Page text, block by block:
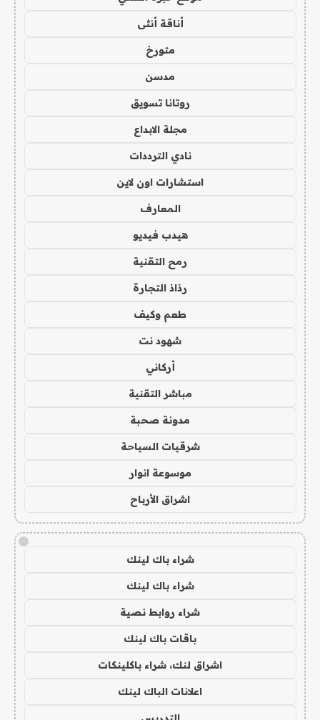
أناقة أنثى
متورخ
مدسن
روتانا تسويق
مجلة الابداع
نادي الترددات
استشارات اون لاين
المعارف
هيدب فيديو
رمح التقنية
رذاذ التجارة
طعم وكيف
شهود نت
أركاني
مباشر التقنية
مدونة صحبة
شرقيات السياحة
موسوعة انوار
اشراق الأرباح
!
شراء باك لينك
شراء باك لينك
شراء روابط نصية
باقات باك لينك
اشراق لنك، شراء باكلينكات
اعلانات الباك لينك